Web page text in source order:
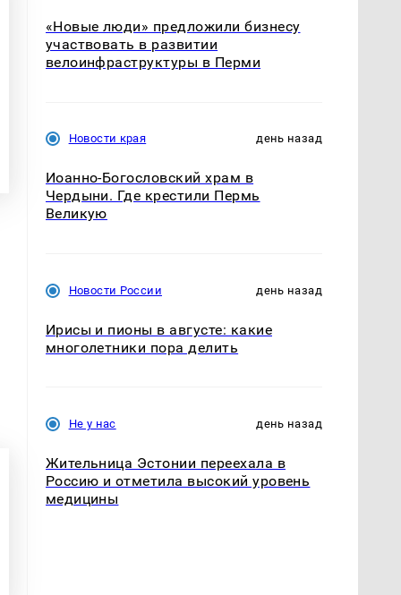
«Новые люди» предложили бизнесу
участвовать в развитии
велоинфраструктуры в Перми
Новости края день назад
Иоанно-Богословский храм в
Чердыни. Где крестили Пермь
Великую
Новости России день назад
Ирисы и пионы в августе: какие
многолетники пора делить
Не у нас день назад
Жительница Эстонии переехала в
Россию и отметила высокий уровень
медицины